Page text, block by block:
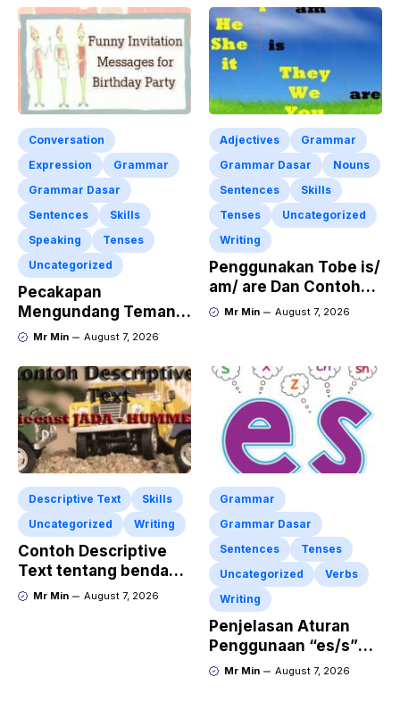
Conversation
Expression
Grammar
Grammar Dasar
Sentences
Skills
Speaking
Tenses
Uncategorized
Pecakapan
Mengundang Teman
ke Acara Pesta Ulang
Invitation” Dalam
Bahasa Inggris
Mr Min August 7, 2026
Adjectives
Grammar
Grammar Dasar
Nouns
Sentences
Skills
Tenses
Uncategorized
Writing
Penggunakan Tobe is/
am/ are Dan Contoh
Kalimat Bahasa
Mr Min August 7, 2026
Descriptive Text
Skills
Uncategorized
Writing
Contoh Descriptive
Text tentang benda
“Diecast JADA –
Mr Min August 7, 2026
Grammar
Grammar Dasar
Sentences
Tenses
Uncategorized
Verbs
Writing
Penjelasan Aturan
Penggunaan “es/s”
dalam Kalimat Bahasa
Mr Min August 7, 2026